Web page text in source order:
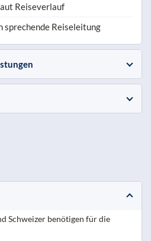
Reiseverlauf
sprechende Reiseleitung
Schweizer benötigen für die